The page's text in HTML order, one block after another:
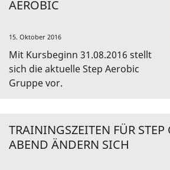
AEROBIC
15. Oktober 2016
Mit Kursbeginn 31.08.2016 stellt
sich die aktuelle Step Aerobic
Gruppe vor.
TRAININGSZEITEN FÜR STEP
ABEND ÄNDERN SICH